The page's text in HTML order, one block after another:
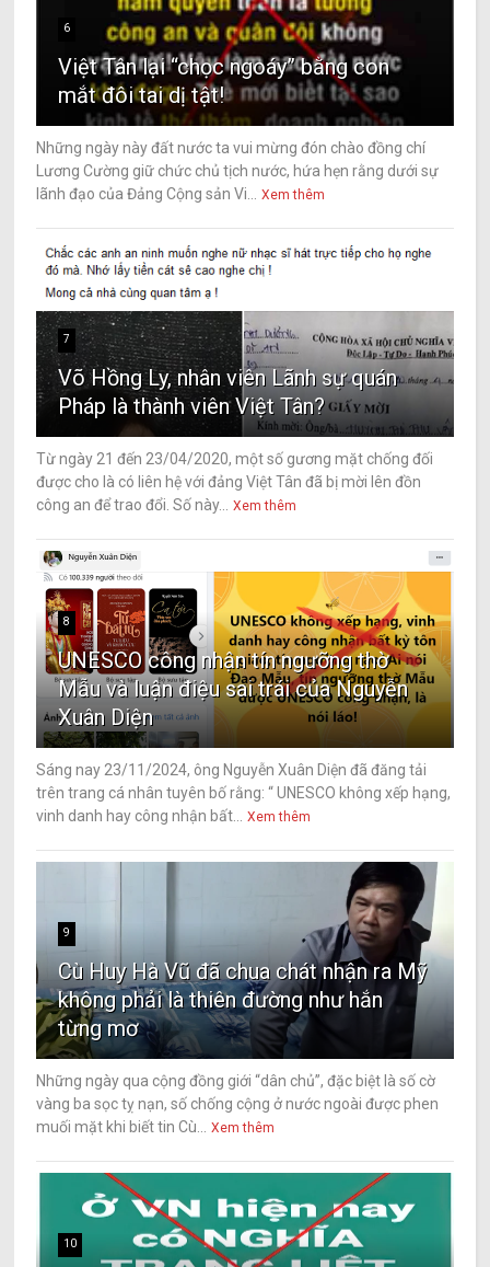
6
Việt Tân lại “chọc ngoáy” bằng con
mắt đôi tai dị tật!
Những ngày này đất nước ta vui mừng đón chào đồng chí
Lương Cường giữ chức chủ tịch nước, hứa hẹn rằng dưới sự
lãnh đạo của Đảng Cộng sản Vi...
Xem thêm
7
Võ Hồng Ly, nhân viên Lãnh sự quán
Pháp là thành viên Việt Tân?
Từ ngày 21 đến 23/04/2020, một số gương mặt chống đối
được cho là có liên hệ với đảng Việt Tân đã bị mời lên đồn
công an để trao đổi. Số này...
Xem thêm
8
UNESCO công nhận tín ngưỡng thờ
Mẫu và luận điệu sai trái của Nguyễn
Xuân Diện
Sáng nay 23/11/2024, ông Nguyễn Xuân Diện đã đăng tải
trên trang cá nhân tuyên bố rằng: “ UNESCO không xếp hạng,
vinh danh hay công nhận bất...
Xem thêm
9
Cù Huy Hà Vũ đã chua chát nhận ra Mỹ
không phải là thiên đường như hắn
từng mơ
Những ngày qua cộng đồng giới “dân chủ”, đặc biệt là số cờ
vàng ba sọc tỵ nạn, số chống cộng ở nước ngoài được phen
muối mặt khi biết tin Cù...
Xem thêm
10